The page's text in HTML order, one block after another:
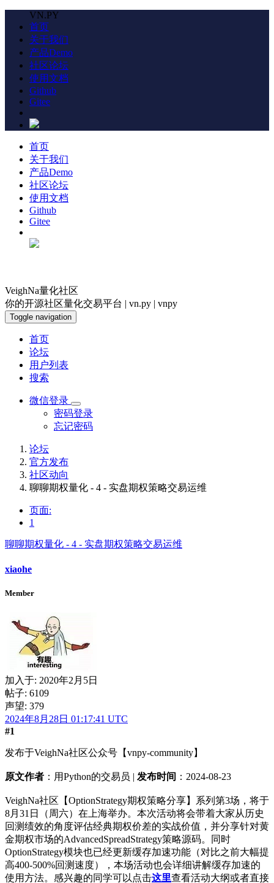
VN.PY
首页
关于我们
产品Demo
社区论坛
使用文档
Github
Gitee
首页
关于我们
产品Demo
社区论坛
使用文档
Github
Gitee
VeighNa量化社区
你的开源社区量化交易平台 | vn.py | vnpy
Toggle navigation
首页
论坛
用户列表
搜索
微信登录
密码登录
忘记密码
论坛
官方发布
社区动向
聊聊期权量化 - 4 - 实盘期权策略交易运维
页面:
1
聊聊期权量化 - 4 - 实盘期权策略交易运维
xiaohe
Member
加入于: 2020年2月5日
帖子: 6109
声望: 379
2024年8月28日 01:17:41 UTC
#1
发布于VeighNa社区公众号【vnpy-community】
原文作者 ：用Python的交易员 | 发布时间 ：2024-08-23
VeighNa社区【OptionStrategy期权策略分享】系列第3场，将于
8月31日（周六）在上海举办。本次活动将会带着大家从历史
回测绩效的角度评估经典期权价差的实战价值，并分享针对黄
金期权市场的AdvancedSpreadStrategy策略源码。同时
OptionStrategy模块也已经更新缓存加速功能（对比之前大幅提
高400-500%回测速度），本场活动也会详细讲解缓存加速的
使用方法。感兴趣的同学可以点击这里查看活动大纲或者直接